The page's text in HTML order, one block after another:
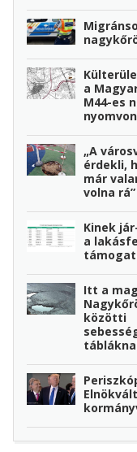
a
M44-es
„A
érdekli,
már
volna rá”
Kinek
a
Itt a
közötti